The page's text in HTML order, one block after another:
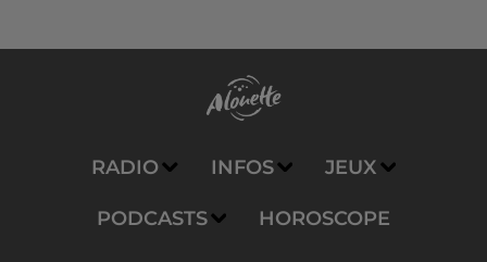
RADIO INFOS JEUX
PODCASTS HOROSCOPE